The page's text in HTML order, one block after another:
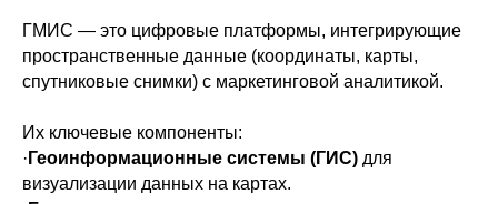
ГМИС — это цифровые платформы, интегрирующие
пространственные данные (координаты, карты,
спутниковые снимки) с маркетинговой аналитикой.
Их ключевые компоненты:
· Геоинформационные системы (ГИС) для
визуализации данных на картах.